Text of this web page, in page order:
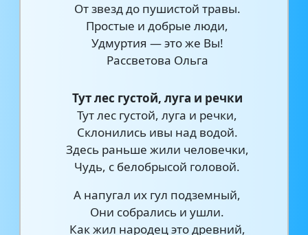
От звезд до пушистой травы.
Простые и добрые люди,
Удмуртия — это же Вы!
Рассветова Ольга
Тут лес густой, луга и речки
Тут лес густой, луга и речки,
Склонились ивы над водой.
Здесь раньше жили человечки,
Чудь, с белобрысой головой.
А напугал их гул подземный,
Они собрались и ушли.
Как жил народец это древний,